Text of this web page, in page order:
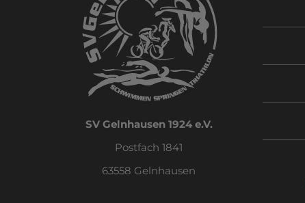
SV Gelnhausen 1924 e.V.
Postfach 1841
63558 Gelnhausen